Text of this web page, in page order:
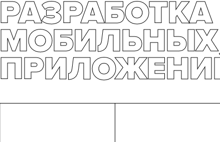
РАЗРАБОТКА
МОБИЛЬНЫХ
РАЗРАБОТКА
МОБИЛЬНЫХ